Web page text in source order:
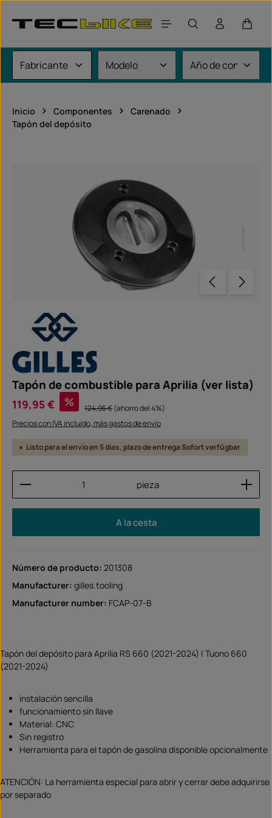
El
Inicio Componentes
Carenado
Tapón del depósito
Tapón de combustible para Aprilia (ver lista)
Precio de venta:
119,95 € % Precio normal:
124,95 €(ahorro del 4%)
Precios con IVA incluido, más gastos de envío
Listo para el envío en 5 días, plazo de entrega Sofort verfügbar
Cantidad del producto: introduce la cantidad
pieza
A la cesta
Número de producto: 201308
Manufacturer: gilles.tooling
Manufacturer number: FCAP-07-B
Tapón del depósito para Aprilia RS 660 (2021-2024) | Tuono 660
(2021-2024)
instalación sencilla
funcionamiento sin llave
Material: CNC
Sin registro
Herramienta para el tapón de gasolina disponible opcionalmente
ATENCIÓN: La herramienta especial para abrir y cerrar debe adquirirse
por separado